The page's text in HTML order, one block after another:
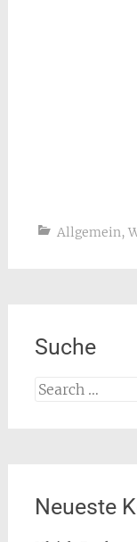
Allgemein,
Suche
Search
Neueste